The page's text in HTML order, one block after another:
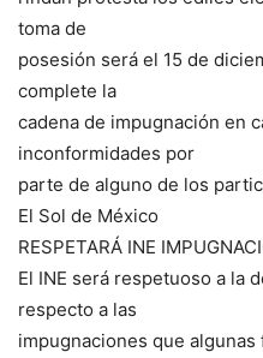
toma de
posesión será el 15 de
complete la
cadena de impugnación en
inconformidades por
parte de alguno de los
El Sol de México
RESPETARÁ INE
El INE será respetuoso a la
respecto a las
impugnaciones que